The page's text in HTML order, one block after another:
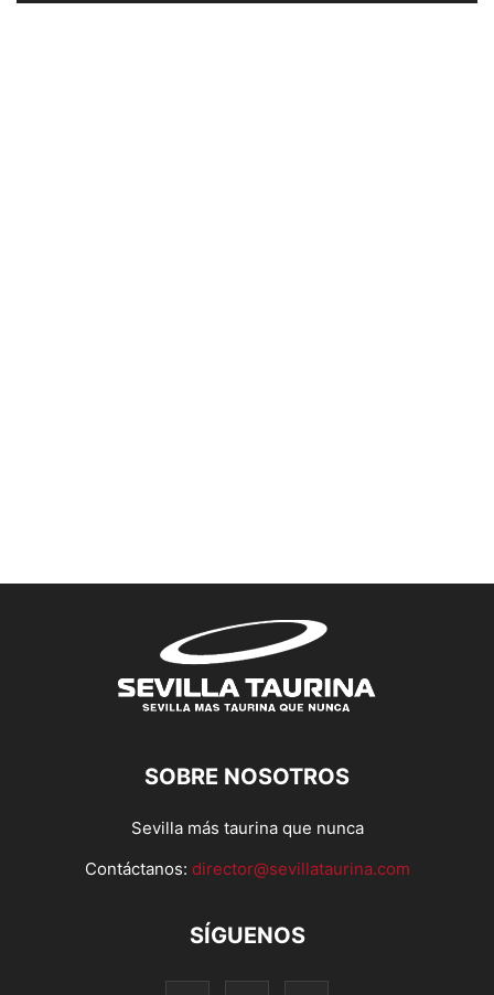
SOBRE NOSOTROS
Sevilla más taurina que nunca
Contáctanos: director@sevillataurina.com
SÍGUENOS